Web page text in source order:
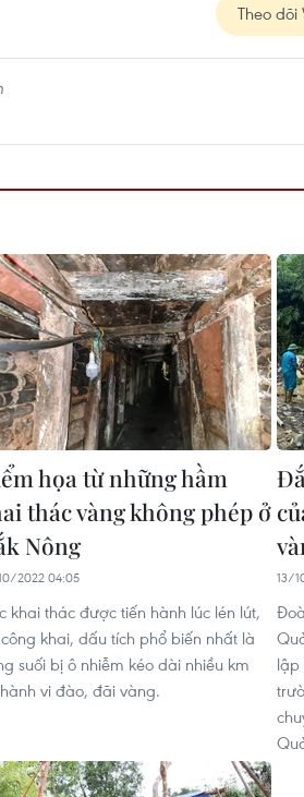
Theo dõi
họa từ những hầm
thác vàng không phép ở
Nông
2022 04:05
khai thác được tiến hành lúc lén lút,
khai, dấu tích phổ biến nhất là
suối bị ô nhiễm kéo dài nhiều km
vi đào, đãi vàng.
13/
lập